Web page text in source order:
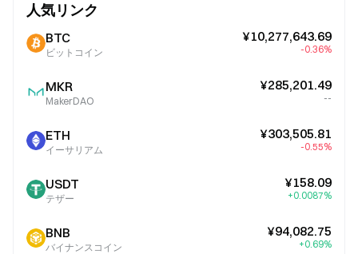
人気リンク
BTC
ビットコイン
¥10,277,643.69
-0.36%
MKR
MakerDAO
¥285,201.49
--
ETH
イーサリアム
¥303,505.81
-0.55%
USDT
テザー
¥158.09
+0.0087%
BNB
バイナンスコイン
¥94,082.75
+0.69%